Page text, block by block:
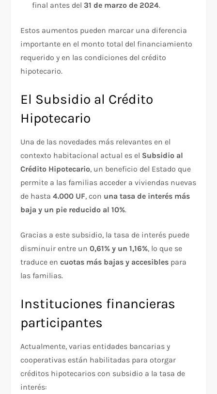
final antes del31 de marzo de 2024.
Estos aumentos pueden marcar una diferencia
importante en el monto total del financiamiento
requerido y en las condiciones del crédito
hipotecario.
El Subsidio al Crédito
Hipotecario
Una de las novedades más relevantes en el
contexto habitacional actual es el Subsidio al
Crédito Hipotecario, un beneficio del Estado que
permite a las familias acceder a viviendas nuevas
de hasta4.000 UF, con una tasa de interés más
baja y un pie reducido al 10%.
Gracias a este subsidio, la tasa de interés puede
disminuir entre un0,61% y un 1,16%, lo que se
traduce encuotas más bajas y accesibles para
las familias.
Instituciones financieras
participantes
Actualmente, varias entidades bancarias y
cooperativas están habilitadas para otorgar
créditos hipotecarios con subsidio a la tasa de
interés: